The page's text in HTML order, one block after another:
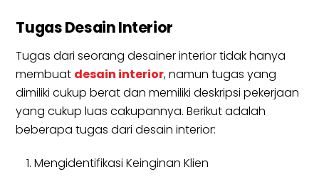
Tugas Desain Interior
Tugas dari seorang desainer interior tidak hanya
membuat desain interior, namun tugas yang
dimiliki cukup berat dan memiliki deskripsi pekerjaan
yang cukup luas cakupannya. Berikut adalah
beberapa tugas dari desain interior:
Mengidentifikasi Keinginan Klien